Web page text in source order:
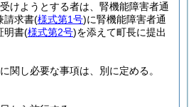
けようとする者は、腎機能障害者通
請求書(様式第1号)に腎機能障害者通
明書(様式第2号)を添えて町長に提出
関し必要な事項は、別に定める。